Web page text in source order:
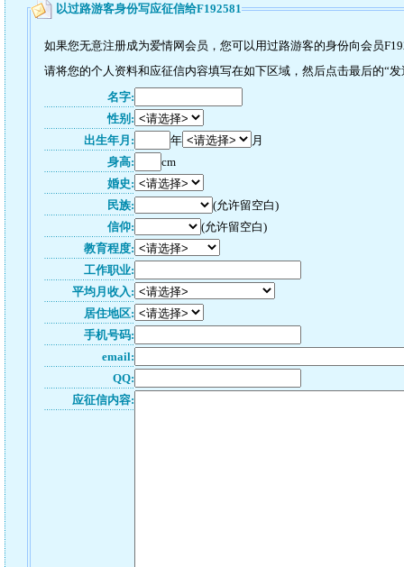
以过路游客身份写应征信给F192581
如果您无意注册成为爱情网会员，您可以用过路游客的身份向会员
请将您的个人资料和应征信内容填写在如下区域，然后点击最后的“
名字:
性别:
出生年月:
年
月
身高:
cm
婚史:
民族:
(允许留空白)
信仰:
(允许留空白)
教育程度:
工作职业:
平均月收入:
居住地区:
手机号码:
email:
QQ:
应征信内容: